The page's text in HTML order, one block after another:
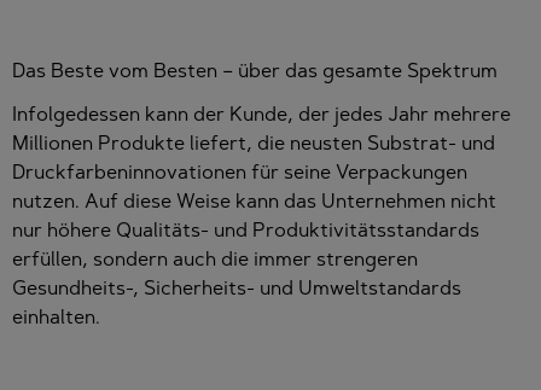
Das Beste vom Besten – über das gesamte Spektrum
Infolgedessen kann der Kunde, der jedes Jahr mehrere
Millionen Produkte liefert, die neusten Substrat- und
Druckfarbeninnovationen für seine Verpackungen
nutzen. Auf diese Weise kann das Unternehmen nicht
nur höhere Qualitäts- und Produktivitätsstandards
erfüllen, sondern auch die immer strengeren
Gesundheits-, Sicherheits- und Umweltstandards
einhalten.